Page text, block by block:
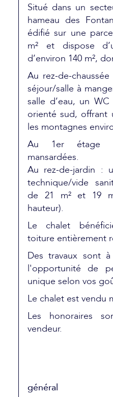
Situé dans un
hameau des
édifié sur une
m² et dispose
d’environ 140 m²,
Au rez-de-
séjour/salle à
salle d’eau, un
orienté sud, offrant
les montagnes
Au 1er étage :
mansardées.
Au rez-de-jardin :
technique/vide
de 21 m² et 19
hauteur).
Le chalet
toiture entièrement
Des travaux sont
l'opportunité de
unique selon vos
Le chalet est vendu
Les honoraires
vendeur.
général